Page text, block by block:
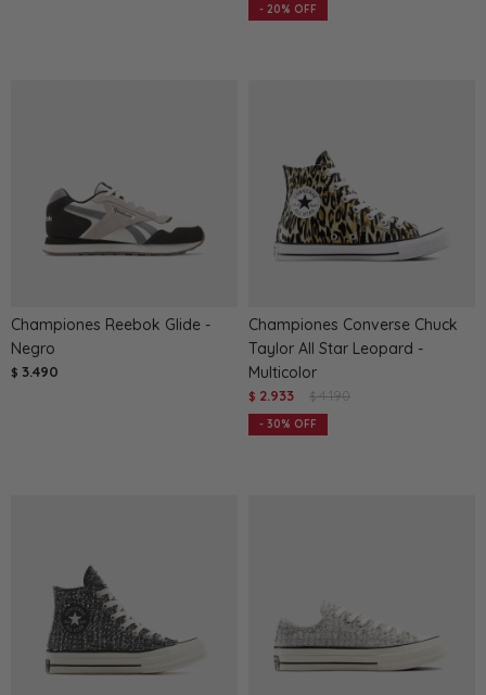
20
Championes Reebok Glide -
Negro
$ 3.490
Championes Converse Chuck
Taylor All Star Leopard -
Multicolor
$ 2.933 $ 4.190
30